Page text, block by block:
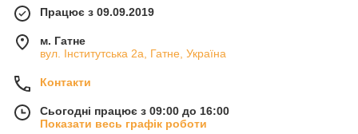
Працює з 09.09.2019
м. Гатне
вул. Інститутська 2а, Гатне, Україна
Контакти
Сьогодні працює з 09:00 до 16:00
Показати весь графік роботи